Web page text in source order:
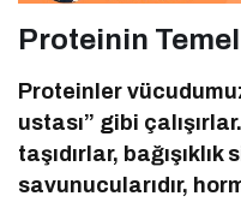
Proteinin
Proteinler
ustası” gibi
taşıdırlar,
savunucularıdır,